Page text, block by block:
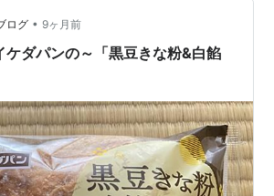
貰うものに文句なんて言ってはいけ
いはうまい」の舌を持つ甘党の自分と
ないと思うなんて本当に珍しいこ…
ログ • 9ヶ月前
ケダパンの～「黒豆きな粉&白餡